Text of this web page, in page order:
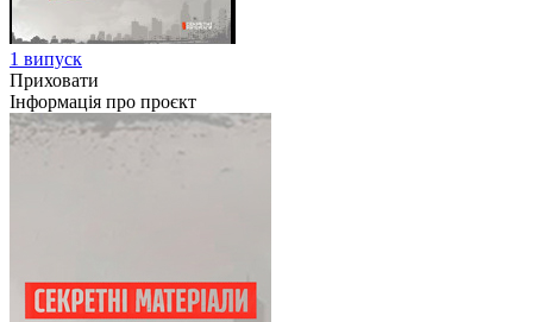
1 випуск
Приховати
Інформація про проєкт